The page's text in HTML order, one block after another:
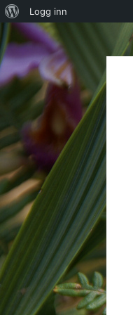
Om
WordPress
Logg inn